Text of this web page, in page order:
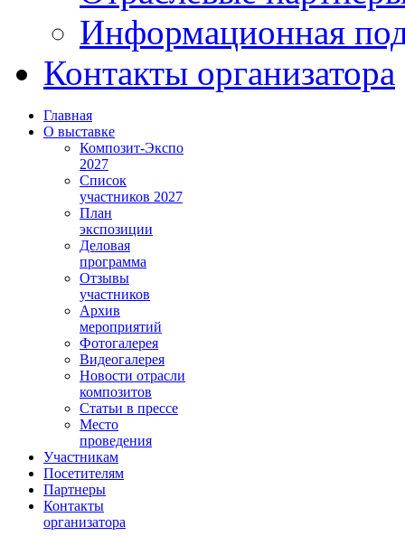
Информационная
Контакты организатора
Главная
О выставке
Композит-Экспо
2027
Список
участников 2027
План
экспозиции
Деловая
программа
Отзывы
участников
Архив
мероприятий
Фотогалерея
Видеогалерея
Новости отрасли
композитов
Статьи в прессе
Место
проведения
Участникам
Посетителям
Партнеры
Контакты
организатора